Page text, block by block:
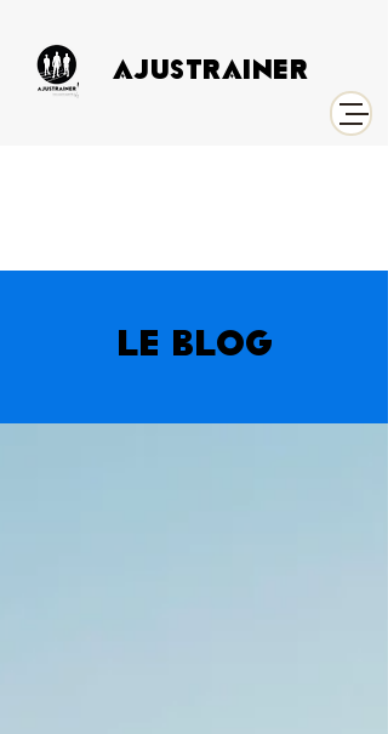
AJUSTRAINER
LE BLOG